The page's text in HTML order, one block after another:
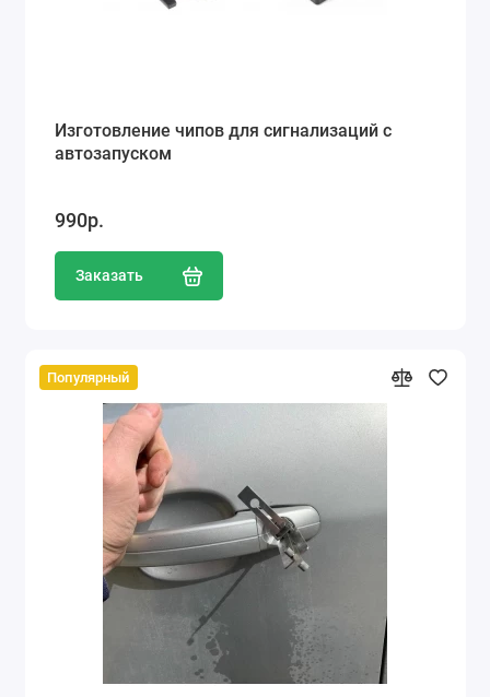
Изготовление чипов для сигнализаций с
автозапуском
990р.
Заказать
Популярный